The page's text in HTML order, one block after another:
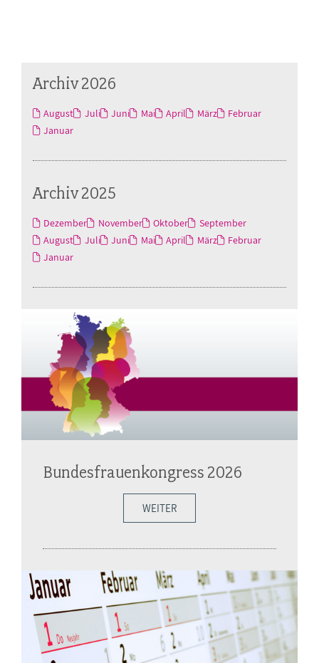
Archiv 2026
August Juli Juni Mai April März
Februar
Januar
Archiv 2025
Dezember November Oktober
September
August
Juli Juni Mai April März
Februar
Januar
Bundesfrauenkongress 2026
WEITER